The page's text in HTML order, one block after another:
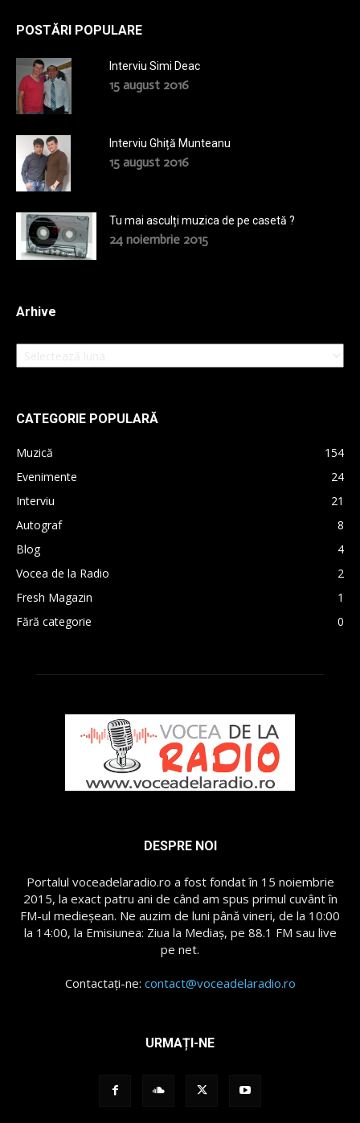
POSTĂRI POPULARE
Interviu Simi Deac
15 august 2016
Interviu Ghiță Munteanu
15 august 2016
Tu mai asculți muzica de pe casetă ?
24 noiembrie 2015
Arhive
Arhive
CATEGORIE POPULARĂ
Muzică
154
Evenimente
24
Interviu
21
Autograf
8
Blog
4
Vocea de la Radio
2
Fresh Magazin
1
Fără categorie
0
DESPRE NOI
Portalul voceadelaradio.ro a fost fondat în 15 noiembrie
2015, la exact patru ani de când am spus primul cuvânt în
FM-ul medieșean. Ne auzim de luni până vineri, de la 10:00
la 14:00, la Emisiunea: Ziua la Mediaș, pe 88.1 FM sau live
pe net.
Contactați-ne: contact@voceadelaradio.ro
URMAȚI-NE